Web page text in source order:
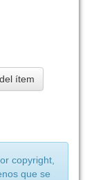
ítem
copyright,
que se